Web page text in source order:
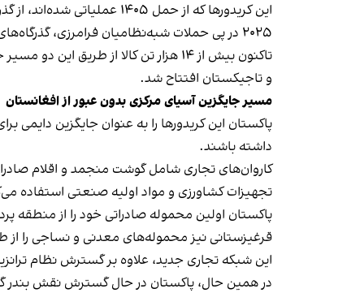
این کریدورها که از حمل
۲۰۲۵ در پی حملات شبه‌نظامیان فرامرزی، گذرگاه‌های کلیدی تورخم و چمن در مرز افغانستان را بست.
تاکنون بیش از ۱۴ هزار تن کالا از
و تاجیکستان افتتاح شد.
مسیر جایگزین آسیای مرکزی بدون عبور از افغانستان
پاکستان این کریدورها را به عنوان جایگزین دایمی
داشته باشند.
کاروان‌های تجاری شامل گوشت منجمد و اقلام
تجهیزات کشاورزی و مواد اولیه صنعتی استفاده
پاکستان اولین محموله صادراتی خود را از منطقه
قرغیزستانی نیز محموله‌های معدنی و نساجی را از طریق این کریدور ۳۳۰۰ کیلومتری (بیشکک-
این شبکه تجاری جدید، علاوه بر گسترش نظام